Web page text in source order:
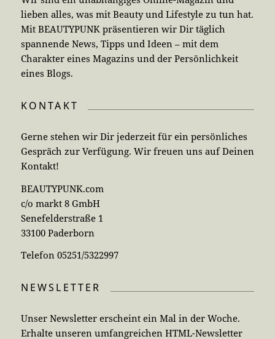
lieben alles, was mit Beauty und Lifestyle zu tun hat.
Mit BEAUTYPUNK präsentieren wir Dir täglich
spannende News, Tipps und Ideen – mit dem
Charakter eines Magazins und der Persönlichkeit
eines Blogs.
KONTAKT
Gerne stehen wir Dir jederzeit für ein persönliches
Gespräch zur Verfügung. Wir freuen uns auf Deinen
Kontakt!
BEAUTYPUNK.com
c/o markt 8 GmbH
Senefelderstraße 1
33100 Paderborn
Telefon 05251/5322997
NEWSLETTER
Unser Newsletter erscheint ein Mal in der Woche.
Erhalte unseren umfangreichen HTML-Newsletter